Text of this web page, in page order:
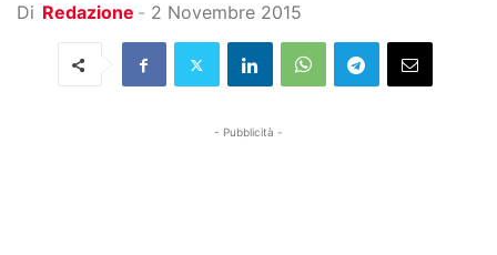
Di Redazione - 2 Novembre 2015
- Pubblicità -